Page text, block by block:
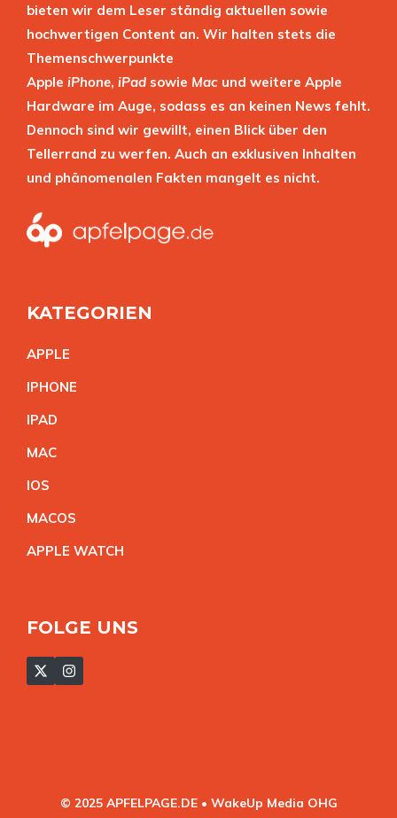
bieten wir dem Leser ständig aktuellen sowie
hochwertigen Content an. Wir halten stets die
Themenschwerpunkte
Apple iPhone, iPad sowie Mac und weitere Apple
Hardware im Auge, sodass es an keinen News fehlt.
Dennoch sind wir gewillt, einen Blick über den
Tellerrand zu werfen. Auch an exklusiven Inhalten
und phänomenalen Fakten mangelt es nicht.
KATEGORIEN
APPLE
IPHONE
IPAD
MAC
IOS
MACOS
APPLE WATCH
FOLGE UNS
© 2025 APFELPAGE.DE • WakeUp Media OHG